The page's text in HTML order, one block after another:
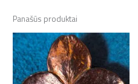
Panašūs produktai